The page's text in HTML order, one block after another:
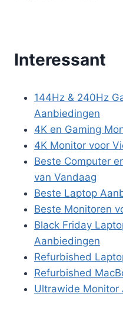
Interessant
144Hz & 240Hz
Aanbiedingen
4K en Gaming
4K Monitor voor
Beste Computer
van Vandaag
Beste Laptop
Beste Monitoren
Black Friday
Aanbiedingen
Refurbished
Refurbished
Ultrawide Monitor